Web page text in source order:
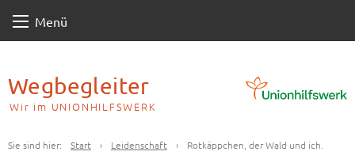
Menü
Wegbegleiter
Wir im UNIONHILFSWERK
Sie sind hier: Start › Leidenschaft › Rotkäppchen, der Wald und ich.